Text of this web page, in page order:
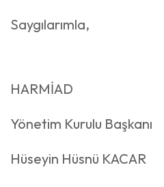
Saygılarımla,
HARMİAD
Yönetim Kurulu Başkanı
Hüseyin Hüsnü KACAR